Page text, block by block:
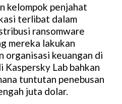
kelompok penjahat
terlibat dalam
ransomware
mereka lakukan
organisasi keuangan di
Kaspersky Lab bahkan
tuntutan penebusan
juta dolar.